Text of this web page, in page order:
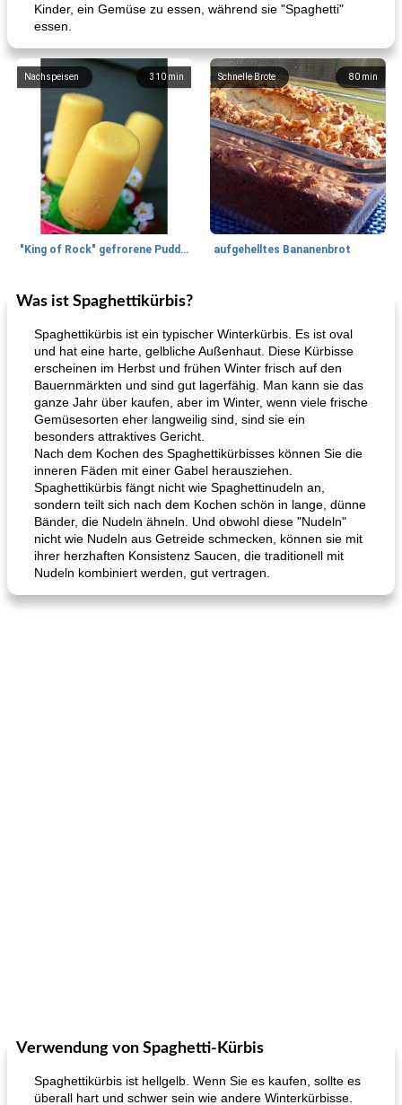
Kinder, ein Gemüse zu essen, während sie "Spaghetti"
essen.
310 min
Nachspeisen
"King of Rock" gefrorene Pudding Pops
80 min
Schnelle Brote
aufgehelltes Bananenbrot
27 min
Mittagessen / Snacks
Hühnchen, Süßkartoffelsuppe
Was ist Spaghettikürbis?
Spaghettikürbis ist ein typischer Winterkürbis. Es ist oval
und hat eine harte, gelbliche Außenhaut. Diese Kürbisse
erscheinen im Herbst und frühen Winter frisch auf den
Bauernmärkten und sind gut lagerfähig. Man kann sie das
ganze Jahr über kaufen, aber im Winter, wenn viele frische
Gemüsesorten eher langweilig sind, sind sie ein
besonders attraktives Gericht.
Nach dem Kochen des Spaghettikürbisses können Sie die
inneren Fäden mit einer Gabel herausziehen.
Spaghettikürbis fängt nicht wie Spaghettinudeln an,
sondern teilt sich nach dem Kochen schön in lange, dünne
Bänder, die Nudeln ähneln. Und obwohl diese "Nudeln"
nicht wie Nudeln aus Getreide schmecken, können sie mit
ihrer herzhaften Konsistenz Saucen, die traditionell mit
Nudeln kombiniert werden, gut vertragen.
Verwendung von Spaghetti-Kürbis
Spaghettikürbis ist hellgelb. Wenn Sie es kaufen, sollte es
überall hart und schwer sein wie andere Winterkürbisse.